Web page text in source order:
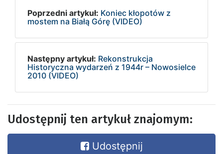
Poprzedni artykuł: Koniec kłopotów z
mostem na Białą Górę (VIDEO)
Następny artykuł: Rekonstrukcja
Historyczna wydarzeń z 1944r – Nowosielce
2010 (VIDEO)
Udostępnij ten artykuł znajomym:
Udostępnij